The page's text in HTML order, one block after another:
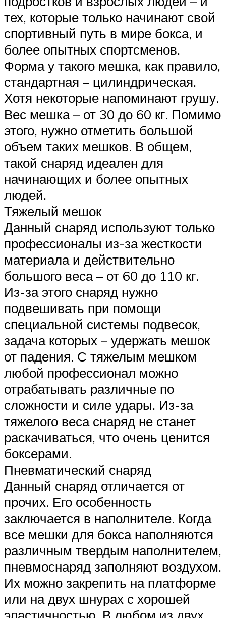
тех, которые только начинают свой
спортивный путь в мире бокса, и
более опытных спортсменов.
Форма у такого мешка, как правило,
стандартная – цилиндрическая.
Хотя некоторые напоминают грушу.
Вес мешка – от 30 до 60 кг. Помимо
этого, нужно отметить большой
объем таких мешков. В общем,
такой снаряд идеален для
начинающих и более опытных
людей.
Тяжелый мешок
Данный снаряд используют только
профессионалы из-за жесткости
материала и действительно
большого веса – от 60 до 110 кг.
Из-за этого снаряд нужно
подвешивать при помощи
специальной системы подвесок,
задача которых – удержать мешок
от падения. С тяжелым мешком
любой профессионал можно
отрабатывать различные по
сложности и силе удары. Из-за
тяжелого веса снаряд не станет
раскачиваться, что очень ценится
боксерами.
Пневматический снаряд
Данный снаряд отличается от
прочих. Его особенность
заключается в наполнителе. Когда
все мешки для бокса наполняются
различным твердым наполнителем,
пневмоснаряд заполняют воздухом.
Их можно закрепить на платформе
или на двух шнурах с хорошей